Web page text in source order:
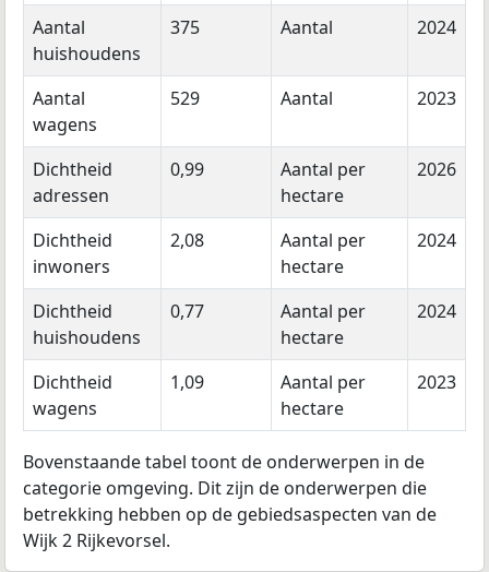
Aantal
huishoudens
375 Aantal 2024
Aantal
wagens
529 Aantal 2023
Dichtheid
adressen
0,99
Aantal per
hectare
2026
Dichtheid
inwoners
2,08
Aantal per
hectare
2024
Dichtheid
huishoudens
0,77
Aantal per
hectare
2024
Dichtheid
wagens
1,09
Aantal per
hectare
2023
Bovenstaande tabel toont de onderwerpen in de
categorie omgeving. Dit zijn de onderwerpen die
betrekking hebben op de gebiedsaspecten van de
Wijk 2 Rijkevorsel.